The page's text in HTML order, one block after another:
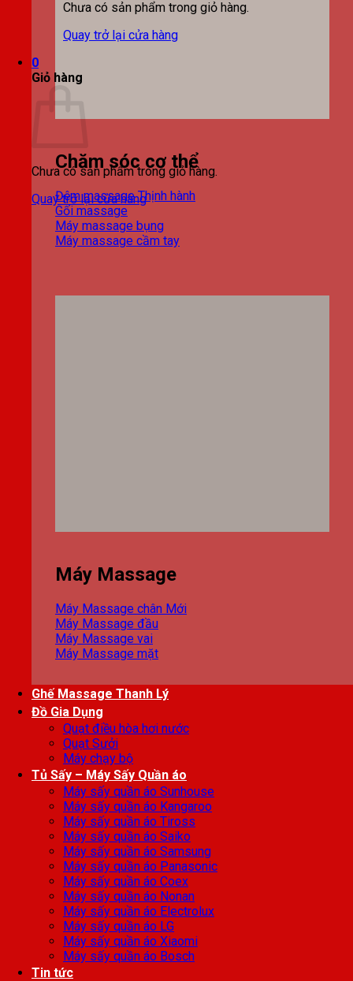
Chưa có sản phẩm trong giỏ hàng.
Quay trở lại cửa hàng
0
Giỏ hàng
Chưa có sản phẩm trong giỏ hàng.
Quay trở lại cửa hàng
Chăm sóc cơ thể
Đệm massage
Gối massage
Máy massage bụng
Máy massage cầm tay
Máy Massage
Máy Massage chân
Máy Massage đầu
Máy Massage vai
Máy Massage mặt
Ghế Massage Thanh Lý
Đồ Gia Dụng
Quạt điều hòa hơi nước
Quạt Sưởi
Máy chạy bộ
Tủ Sấy – Máy Sấy Quần áo
Máy sấy quần áo Sunhouse
Máy sấy quần áo Kangaroo
Máy sấy quần áo Tiross
Máy sấy quần áo Saiko
Máy sấy quần áo Samsung
Máy sấy quần áo Panasonic
Máy sấy quần áo Coex
Máy sấy quần áo Nonan
Máy sấy quần áo Electrolux
Máy sấy quần áo LG
Máy sấy quần áo Xiaomi
Máy sấy quần áo Bosch
Tin tức